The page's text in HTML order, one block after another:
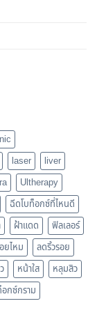
laser
liver
Ultherapy
ฉีดโบท็อกซ์ที่ไหนดี
ฝ้าแดด
ฟิลเลอร์
ยไหม
ลดริ้วรอย
หน้าใส
หลุมสิว
กซ์กราม